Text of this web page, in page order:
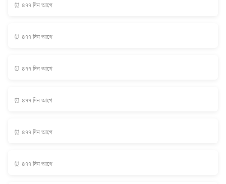
⏰ ৪৭৭ দিন আগে
⏰ ৪৭৭ দিন আগে
⏰ ৪৭৭ দিন আগে
⏰ ৪৭৭ দিন আগে
⏰ ৪৭৭ দিন আগে
⏰ ৪৭৭ দিন আগে